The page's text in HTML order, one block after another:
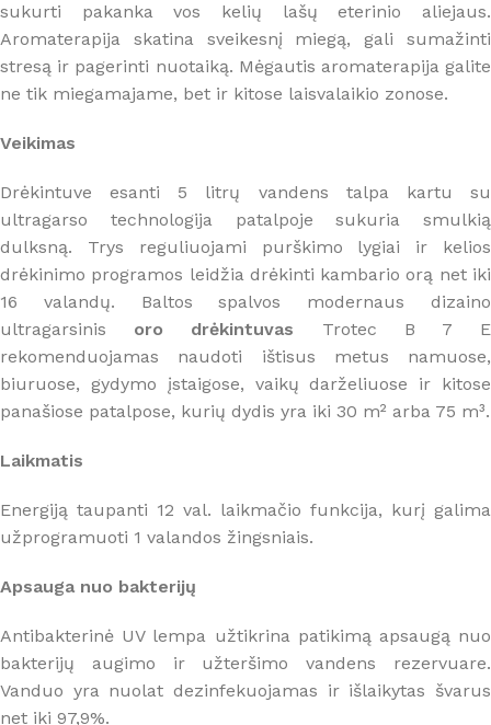
sukurti pakanka vos kelių lašų eterinio aliejaus.
Aromaterapija skatina sveikesnį miegą, gali sumažinti
stresą ir pagerinti nuotaiką. Mėgautis aromaterapija galite
ne tik miegamajame, bet ir kitose laisvalaikio zonose.
Veikimas
Drėkintuve esanti 5 litrų vandens talpa kartu su
ultragarso technologija patalpoje sukuria smulkią
dulksną. Trys reguliuojami purškimo lygiai ir kelios
drėkinimo programos leidžia drėkinti kambario orą net iki
16 valandų. Baltos spalvos modernaus dizaino
ultragarsinis oro drėkintuvas Trotec B 7 E
rekomenduojamas naudoti ištisus metus namuose,
biuruose, gydymo įstaigose, vaikų darželiuose ir kitose
panašiose patalpose, kurių dydis yra iki 30 m² arba 75 m³.
Laikmatis
Energiją taupanti 12 val. laikmačio funkcija, kurį galima
užprogramuoti 1 valandos žingsniais.
Apsauga nuo bakterijų
Antibakterinė UV lempa užtikrina patikimą apsaugą nuo
bakterijų augimo ir užteršimo vandens rezervuare.
Vanduo yra nuolat dezinfekuojamas ir išlaikytas švarus
net iki 97,9%.